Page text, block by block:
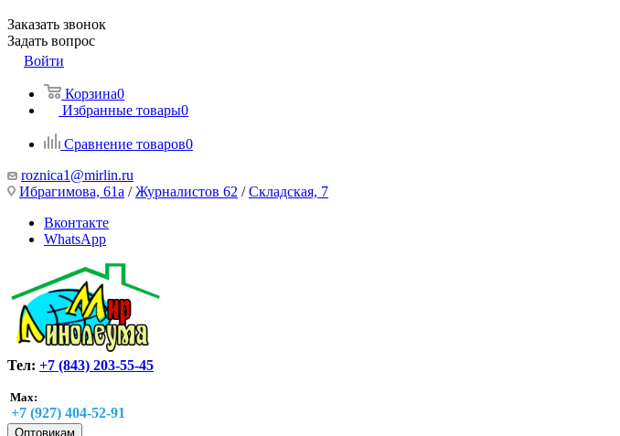
Заказать звонок
Задать вопрос
Войти
Корзина0
Избранные товары0
Сравнение товаров0
roznica1@mirlin.ru
Ибрагимова, 61а /Журналистов 62 /Складская, 7
Вконтакте
WhatsApp
Тел: +7 (843) 203-55-45
Max:
+7 (927) 404-52-91
Оптовикам